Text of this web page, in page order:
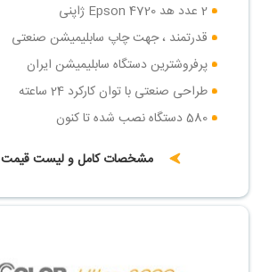
2 عدد هد Epson 4720 ژاپنی
قدرتمند ، جهت چاپ سابلیمیشن صنعتی
پرفروشترین دستگاه سابلیمیشن ایران
طراحی صنعتی با توان کارکرد 24 ساعته
580 دستگاه نصب شده تا کنون
مشخصات کامل و لیست قیمت